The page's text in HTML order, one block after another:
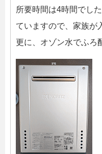
所要時間は4時間でし
ていますので、家族が
更に、オゾン水でふろ